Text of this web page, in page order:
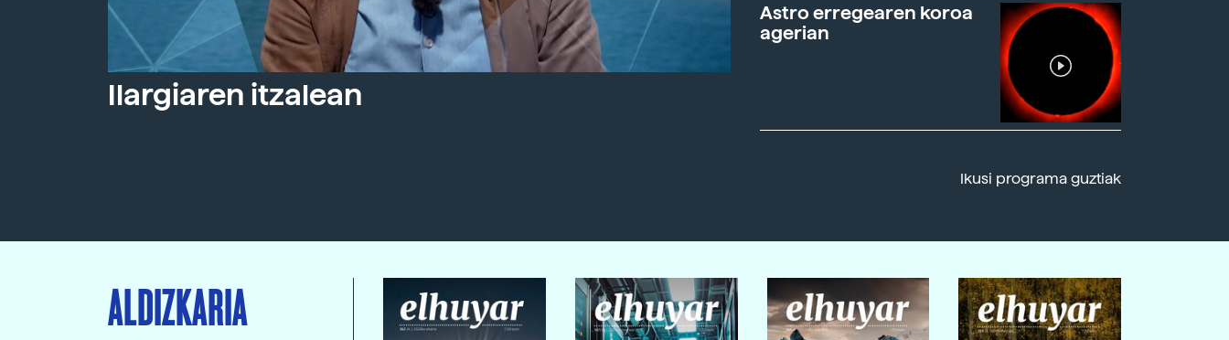
Ilargiaren itzalean
Astro erregearen koroa
agerian
Ikusi programa guztiak
ALDIZKARIA